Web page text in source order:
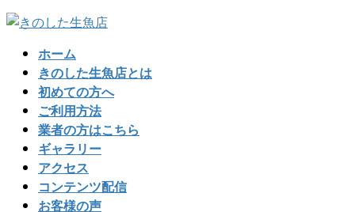
コ
ナ
ホーム
きのした生魚店とは
初めての方へ
ご利用方法
業者の方はこちら
ギャラリー
アクセス
コンテンツ配信
お客様の声